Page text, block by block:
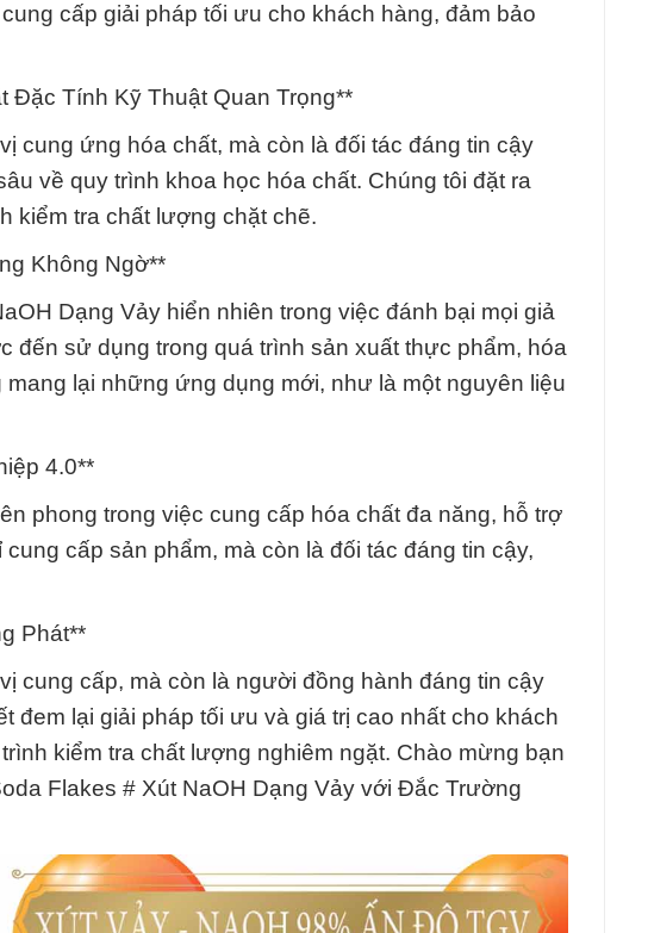
cấp giải pháp tối ưu cho khách hàng, đảm bảo
Đặc Tính Kỹ Thuật Quan Trọng**
cung ứng hóa chất, mà còn là đối tác đáng tin cậy
về quy trình khoa học hóa chất. Chúng tôi đặt ra
kiểm tra chất lượng chặt chẽ.
Không Ngờ**
Dạng Vảy hiển nhiên trong việc đánh bại mọi giả
đến sử dụng trong quá trình sản xuất thực phẩm, hóa
lại những ứng dụng mới, như là một nguyên liệu
4.0**
phong trong việc cung cấp hóa chất đa năng, hỗ trợ
cấp sản phẩm, mà còn là đối tác đáng tin cậy,
Phát**
cung cấp, mà còn là người đồng hành đáng tin cậy
đem lại giải pháp tối ưu và giá trị cao nhất cho khách
kiểm tra chất lượng nghiêm ngặt. Chào mừng bạn
Flakes # Xút NaOH Dạng Vảy với Đắc Trường